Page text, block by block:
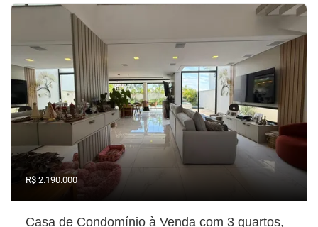
R$ 2.190.000
Casa de Condomínio à Venda com 3 quartos,